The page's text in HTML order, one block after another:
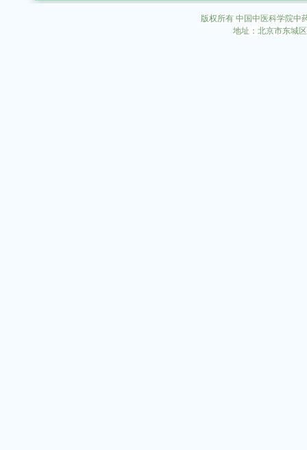
版权所有 中国中医科学院中
地址：北京市东城